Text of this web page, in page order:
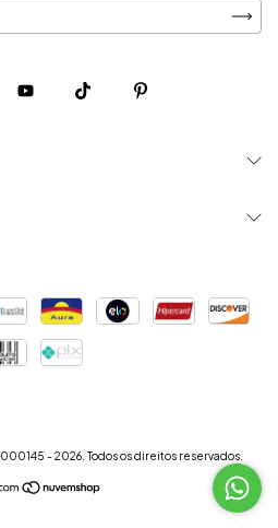
- 2026. Todos os direitos reservados.